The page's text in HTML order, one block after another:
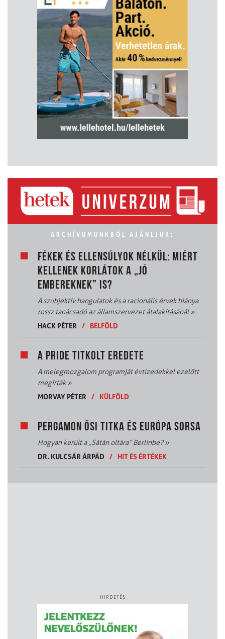
ARCHÍVUMUNKBÓL AJÁNLJUK:
FÉKEK ÉS ELLENSÚLYOK NÉLKÜL: MIÉRT
KELLENEK KORLÁTOK A „JÓ
EMBEREKNEK” IS?
A szubjektív hangulatok és a racionális érvek hiánya
rossz tanácsadó az államszervezet átalakításánál»
HACK PÉTER
/ BELFÖLD
A PRIDE TITKOLT EREDETE
A melegmozgalom programját évtizedekkel ezelőtt
megírták»
MORVAY PÉTER
/ KÜLFÖLD
PERGAMON ŐSI TITKA ÉS EURÓPA SORSA
Hogyan került a „Sátán oltára” Berlinbe?»
DR. KULCSÁR ÁRPÁD
/ HIT ÉS ÉRTÉKEK
HIRDETÉS